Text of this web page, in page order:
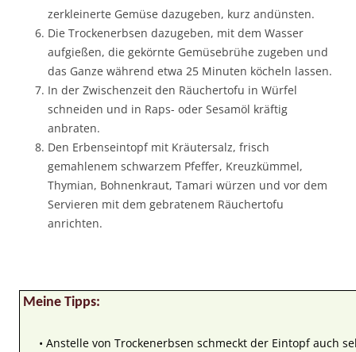
zerkleinerte Gemüse dazugeben, kurz andünsten.
Die Trockenerbsen dazugeben, mit dem Wasser
aufgießen, die gekörnte Gemüsebrühe zugeben und
das Ganze während etwa 25 Minuten köcheln lassen.
In der Zwischenzeit den Räuchertofu in Würfel
schneiden und in Raps- oder Sesamöl kräftig
anbraten.
Den Erbenseintopf mit Kräutersalz, frisch
gemahlenem schwarzem Pfeffer, Kreuzkümmel,
Thymian, Bohnenkraut, Tamari würzen und vor dem
Servieren mit dem gebratenem Räuchertofu
anrichten.
Meine Tipps:
• Anstelle von Trockenerbsen schmeckt der Eintopf auch